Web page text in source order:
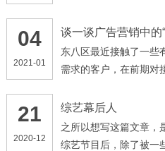
04
2021-01
谈一谈广告营销中的
东八区最近接触了一些
需求的客户，在前期对
我是做什么产品，我有
我的产品、广告一定要
需求由“高端、大气、上
21
2020-12
综艺幕后人
之所以想写这篇文章，
综艺节目后，除了被一